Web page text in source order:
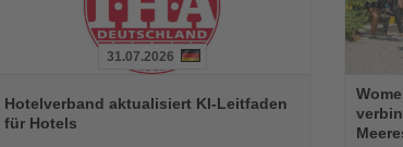
Sie
die
31.07.2026
Hotelverband aktualisiert KI-Leitfaden
für Hotels
Sie
die